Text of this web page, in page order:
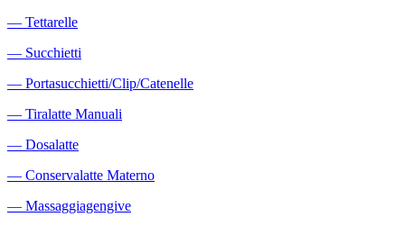
― Tettarelle
― Succhietti
― Portasucchietti/Clip/Catenelle
― Tiralatte Manuali
― Dosalatte
― Conservalatte Materno
― Massaggiagengive